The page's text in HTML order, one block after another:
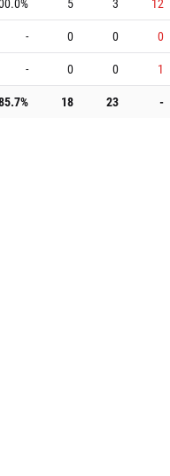
- 0 0
0
- 0 0
1
18 23 -